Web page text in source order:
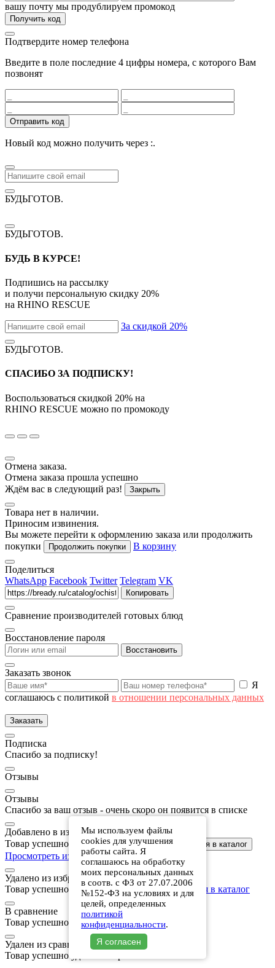
вашу почту мы продублируем промокод
Получить код
Подтвердите номер телефона
Введите в поле последние 4 цифры номера, с которого Вам
позвонят
Отправить код
Новый код можно получить через :.
БУДЬГОТОВ.
БУДЬГОТОВ.
БУДЬ В КУРСЕ!
Подпишись на рассылку
и получи персональную скидку 20%
на RHINO RESCUE
За скидкой 20%
БУДЬГОТОВ.
СПАСИБО ЗА ПОДПИСКУ!
Воспользоваться скидкой 20% на
RHINO RESCUE можно по промокоду
Отмена заказа.
Отмена заказа прошла успешно
Ждём вас в следующий раз!
Закрыть
Товара нет в наличии.
Приносим извинения.
Вы можете перейти к оформлению заказа или продолжить
покупки
Продолжить покупки В корзину
Поделиться
WhatsApp Facebook Twitter Telegram VK
Копировать
Сравнение производителей готовых блюд
Восстановление пароля
Восстановить
Заказать звонок
Я
соглашаюсь с политикой в отношении персональных данных
Заказать
Подписка
Спасибо за подписку!
Отзывы
Отзывы
Спасибо за ваш отзыв - очень скоро он появится в списке
Добавлено в избранное
Товар успешно добавлен в избранное Вернуться в каталог
Просмотреть избранное
Удалено из избранного
Товар успешно удален из избранного Вернуться в каталог
В сравнение
Товар успешно добавлен в сравнение
Удален из сравнения
Товар успешно удален из сравнения
Мы используем файлы
cookies для улучшения
работы сайта. Я
соглашаюсь на обработку
моих персональных данных
в соотв. с ФЗ от 27.07.2006
№152-ФЗ на условиях и для
целей, определенных
политикой
конфиденциальности.
Я согласен